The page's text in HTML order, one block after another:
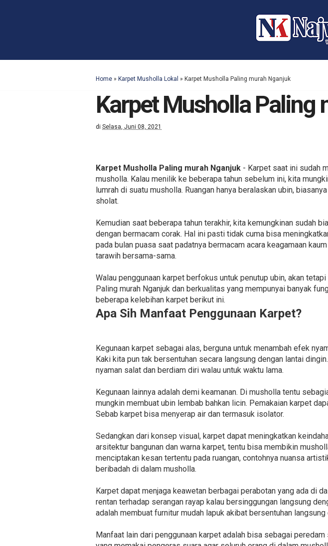
Home » Karpet Musholla Lokal » Karpet Musholla Paling murah Nganjuk
Karpet Musholla Paling
di Selasa, Juni 08, 2021
Karpet Musholla Paling murah Nganjuk - Karpet saat ini sudah
musholla. Kalau menilik ke beberapa tahun sebelum ini, kita
lumrah di suatu musholla. Ruangan hanya beralaskan ubin,
sholat.
Kemudian saat beberapa tahun terakhir, kita kemungkinan sudah
dengan bermacam corak. Hal ini pasti tidak cuma bisa
pada bulan puasa saat padatnya bermacam acara keagamaan
tarawih bersama-sama.
Walau penggunaan karpet berfokus untuk penutup ubin, akan
Paling murah Nganjuk dan berkualitas yang mempunyai banyak
beberapa kelebihan karpet berikut ini.
Apa Sih Manfaat Penggunaan Karpet?
Kegunaan karpet sebagai alas, berguna untuk menambah efek
Kaki kita pun tak bersentuhan secara langsung dengan lantai
nyaman salat dan berdiam diri walau untuk waktu lama.
Kegunaan lainnya adalah demi keamanan. Di musholla tentu
mungkin membuat ubin lembab bahkan licin. Pemakaian karpet
Sebab karpet bisa menyerap air dan termasuk isolator.
Sedangkan dari konsep visual, karpet dapat meningkatkan
arsitektur bangunan dan warna karpet, tentu bisa membikin
menciptakan kesan tertentu pada ruangan, contohnya nuansa
beribadah di dalam musholla.
Karpet dapat menjaga keawetan berbagai perabotan yang ada di
rentan terhadap serangan rayap kalau bersinggungan langsung
adalah membuat furnitur mudah lapuk akibat bersentuhan
Manfaat lain dari penggunaan karpet adalah bisa sebagai